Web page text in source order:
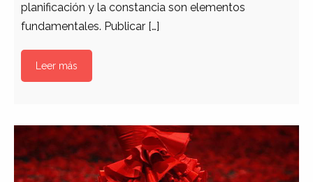
planificación y la constancia son elementos
fundamentales. Publicar […]
Leer más